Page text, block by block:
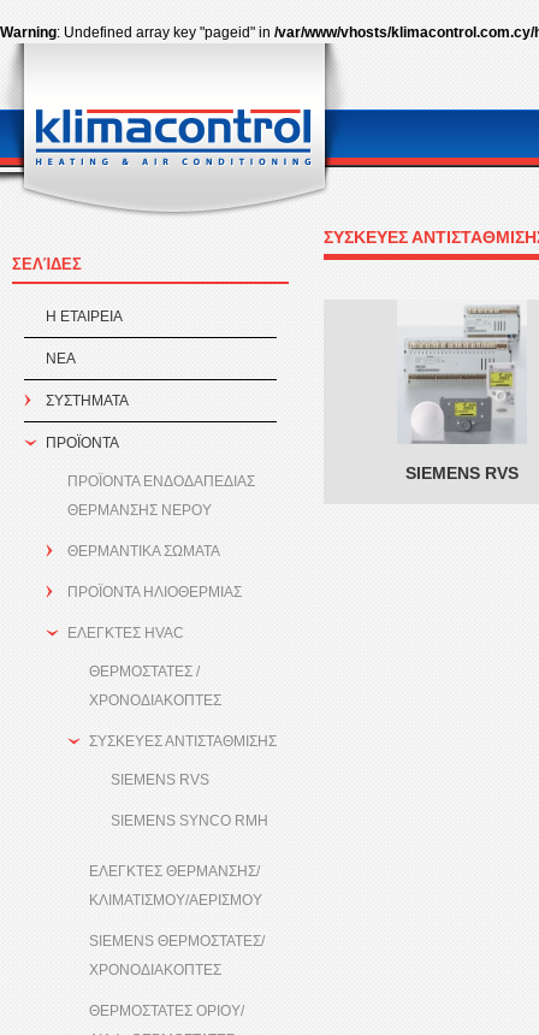
Warning: Undefined array key "pageid" in /var/www/vhosts/
ΣΕΛΊΔΕΣ
Η ΕΤΑΙΡEΙΑ
ΝΕΑ
ΣΥΣΤΗΜΑΤΑ
ΠΡΟÏΟΝΤΑ
ΠΡΟΪΟΝΤΑ ΕΝΔΟΔΑΠΕΔΙΑΣ
ΘΕΡΜΑΝΣΗΣ ΝΕΡΟΥ
ΘΕΡΜΑΝΤΙΚΑ ΣΩΜΑΤΑ
ΠΡΟΪΟΝΤΑ ΗΛΙΟΘΕΡΜΙΑΣ
ΕΛΕΓΚΤΕΣ HVAC
ΘΕΡΜΟΣΤΑΤΕΣ /
ΧΡΟΝΟΔΙΑΚΟΠΤΕΣ
ΣΥΣΚΕΥΕΣ ΑΝΤΙΣΤΑΘΜΙΣΗΣ
SIEMENS RVS
SIEMENS SYNCO RMH
ΕΛΕΓΚΤΕΣ ΘΕΡΜΑΝΣΗΣ/
ΚΛΙΜΑΤΙΣΜΟΥ/ΑΕΡΙΣΜΟΥ
SIEMENS ΘΕΡΜΟΣΤΑΤΕΣ/
ΧΡΟΝΟΔΙΑΚΟΠΤΕΣ
ΘΕΡΜΟΣΤΑΤΕΣ ΟΡΙΟΥ/
ΣΥΣΚΕΥΕΣ
SIEMENS RVS